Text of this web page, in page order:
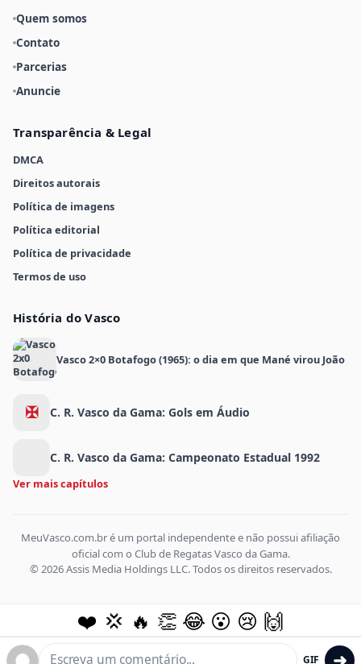
Quem somos
Contato
Parcerias
Anuncie
Transparência & Legal
DMCA
Direitos autorais
Política de imagens
Política editorial
Política de privacidade
Termos de uso
História do Vasco
Vasco 2×0 Botafogo (1965): o dia em que Mané virou João
✠ C. R. Vasco da Gama: Gols em Áudio
C. R. Vasco da Gama: Campeonato Estadual 1992
Ver mais capítulos
MeuVasco.com.br é um portal independente e não possui afiliação
oficial com o Club de Regatas Vasco da Gama.
© 2026 Assis Media Holdings LLC. Todos os direitos reservados.
GIF
❤️ 💢 🔥 👏 😂 😮 😢 🙌